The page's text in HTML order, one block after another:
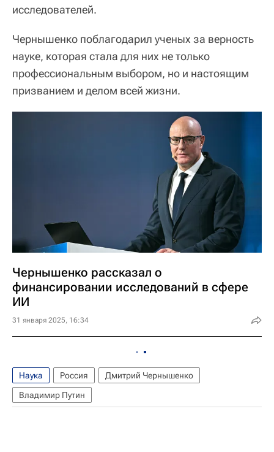
исследователей.
Чернышенко поблагодарил ученых за верность
науке, которая стала для них не только
профессиональным выбором, но и настоящим
призванием и делом всей жизни.
Чернышенко рассказал о
финансировании исследований в сфере
ИИ
31 января 2025, 16:34
Наука Россия
Дмитрий Чернышенко
Владимир Путин